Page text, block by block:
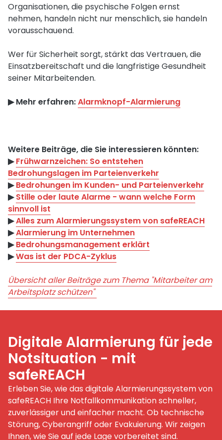
Organisationen, die psychische Folgen ernst
nehmen, handeln nicht nur menschlich, sie handeln
vorausschauend.
Wer für Sicherheit sorgt, stärkt das Vertrauen, die
Einsatzbereitschaft und die langfristige Gesundheit
seiner Mitarbeitenden.
▶︎ Mehr erfahren:Alarmknopf-Alarmierung
Weitere Beiträge, die Sie interessieren könnten:
▶︎Frühwarnzeichen: So entstehen
Bedrohungslagen im Parteienverkehr
▶︎Bedrohungen im Kunden- und Parteienverkehr
▶︎Stille oder laute Alarme - wann welche Form
sinnvoll ist
▶︎Alles zum Alarmierungssystem von safeREACH
▶︎Alarmierung im Unternehmen
▶︎Bedrohungsmanagement erklärt
▶︎Was ist der PDCA-Zyklus
Übersicht aller Beiträge zum Thema "Mitarbeiter am
Arbeitsplatz schützen"
Digitale Alarmierung für jede
Notsituation - mit
safeREACH
Erleben Sie, wie das digitale Alarmierungssystem von
safeREACH Ihre Notfallkommunikation schneller,
zuverlässiger und einfacher macht. Ob technische
Störung, Cyberangriff oder Evakuierung. Wir zeigen
Ihnen, wie Sie auf jede Lage vorbereitet sind.